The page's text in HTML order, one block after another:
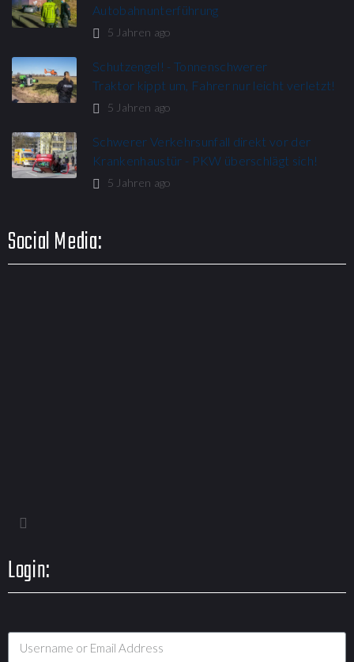
Autobahnunterführung
5 Jahren ago
Schutzengel! - Tonnenschwerer
Traktor kippt um, Fahrer nur leicht verletzt!
5 Jahren ago
Schwerer Verkehrsunfall direkt vor der
Krankenhaustür - PKW überschlägt sich!
5 Jahren ago
Social Media:
Login: